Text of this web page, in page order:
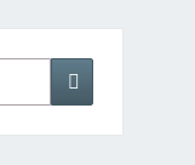
Suchen